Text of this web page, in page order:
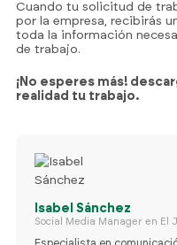
Cuando tu solicitud de
por la empresa, recibirás
toda la información
de trabajo.
¡No esperes más!
realidad tu trabajo.
Isabel Sánchez
Social Media Manager en El